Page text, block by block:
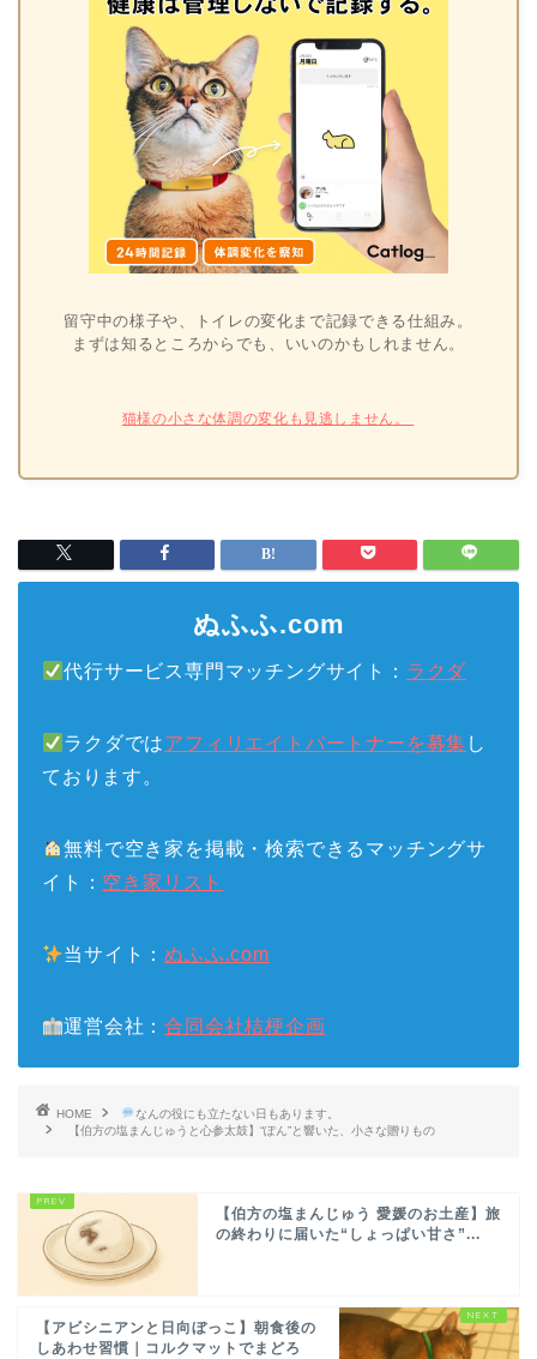
留守中の様子や、トイレの変化まで記録できる仕組み。
まずは知るところからでも、いいのかもしれません。
猫様の小さな体調の変化も見逃しません。
ぬふふ.com
代行サービス専門マッチングサイト： ラクダ
ラクダではアフィリエイトパートナーを募集 し
ております。
無料で空き家を掲載・検索できるマッチングサ
イト： 空き家リスト
当サイト：ぬふふ.com
運営会社：合同会社桔梗企画
HOME
なんの役にも立たない日もあります。
【伯方の塩まんじゅうと心参太鼓】“ぽん”と響いた、小さな贈りもの
【伯方の塩まんじゅう 愛媛のお土産】旅
の終わりに届いた“しょっぱい甘さ”...
【アビシニアンと日向ぼっこ】朝食後の
しあわせ習慣｜コルクマットでまどろ